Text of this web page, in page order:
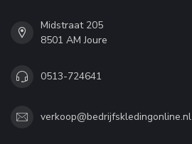
Midstraat 205
8501 AM Joure
0513-724641
verkoop@bedrijfskledingonline.nl